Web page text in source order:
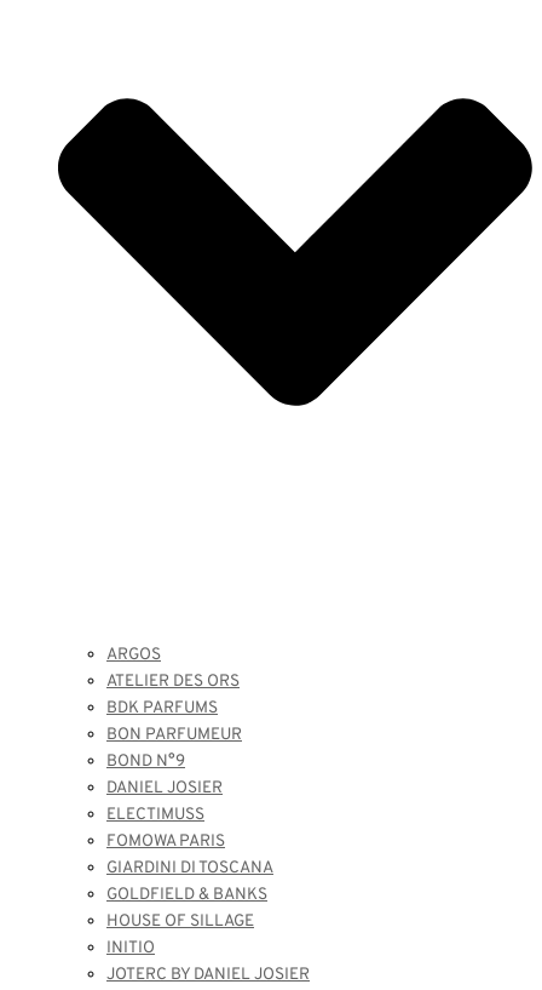
ARGOS
ATELIER DES ORS
BDK PARFUMS
BON PARFUMEUR
BOND N°9
DANIEL JOSIER
ELECTIMUSS
FOMOWA PARIS
GIARDINI DI TOSCANA
GOLDFIELD & BANKS
HOUSE OF SILLAGE
INITIO
JOTERC BY DANIEL JOSIER